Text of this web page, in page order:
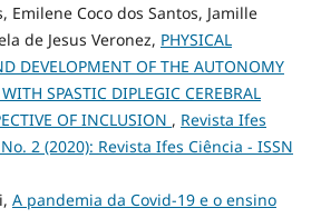
Emilene Coco dos Santos, Jamille
de Jesus Veronez, PHYSICAL
DEVELOPMENT OF THE AUTONOMY
SPASTIC DIPLEGIC CEREBRAL
OF INCLUSION , Revista Ifes
2 (2020): Revista Ifes Ciência - ISSN
A pandemia da Covid-19 e o ensino